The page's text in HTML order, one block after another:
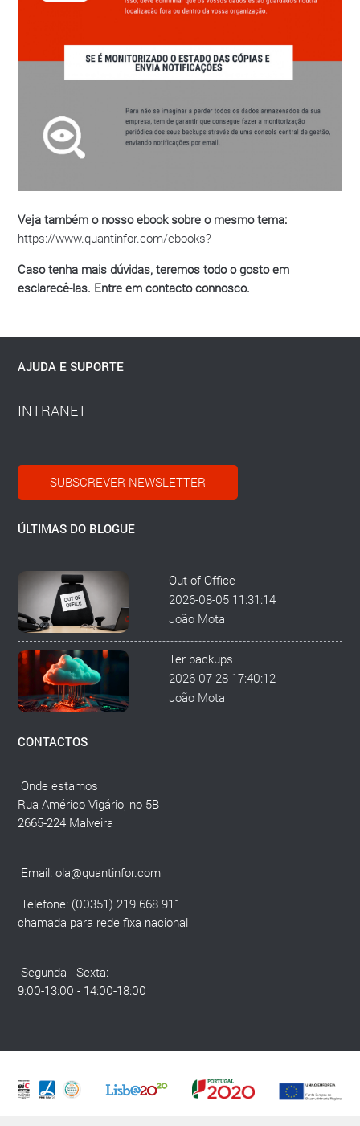
Veja também o nosso ebook sobre o mesmo tema:
https://www.quantinfor.com/ebooks?
Caso tenha mais dúvidas, teremos todo o gosto em
esclarecê-las. Entre em contacto connosco.
AJUDA E SUPORTE
INTRANET
SUBSCREVER NEWSLETTER
ÚLTIMAS DO BLOGUE
Out of Office
2026-08-05 11:31:14
João Mota
Ter backups
2026-07-28 17:40:12
João Mota
CONTACTOS
Onde estamos
Rua Américo Vigário, no 5B
2665-224 Malveira
Email:ola@quantinfor.com
Telefone: (00351) 219 668 911
chamada para rede fixa nacional
Segunda - Sexta:
9:00-13:00 - 14:00-18:00